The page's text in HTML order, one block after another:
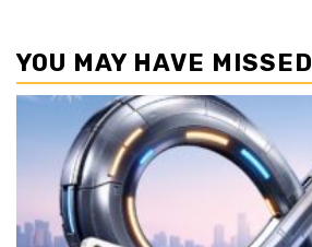
YOU MAY HAVE MISSED